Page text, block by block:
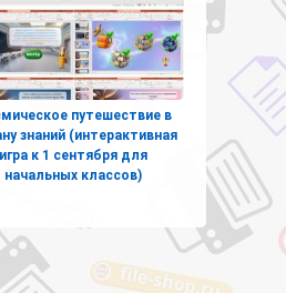
путешествие в
знаний (интерактивная
игра к 1 сентября для
начальных классов)